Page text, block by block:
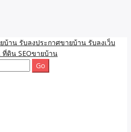
บจ้างโพสขาย
ะกาศขายบ้าน
ยบ้าน อันดับ1
ายบ้าน รับโพสบ้าน รับลงประกาศขาย
งหา ราคาถูก รับลงขายบ้าน